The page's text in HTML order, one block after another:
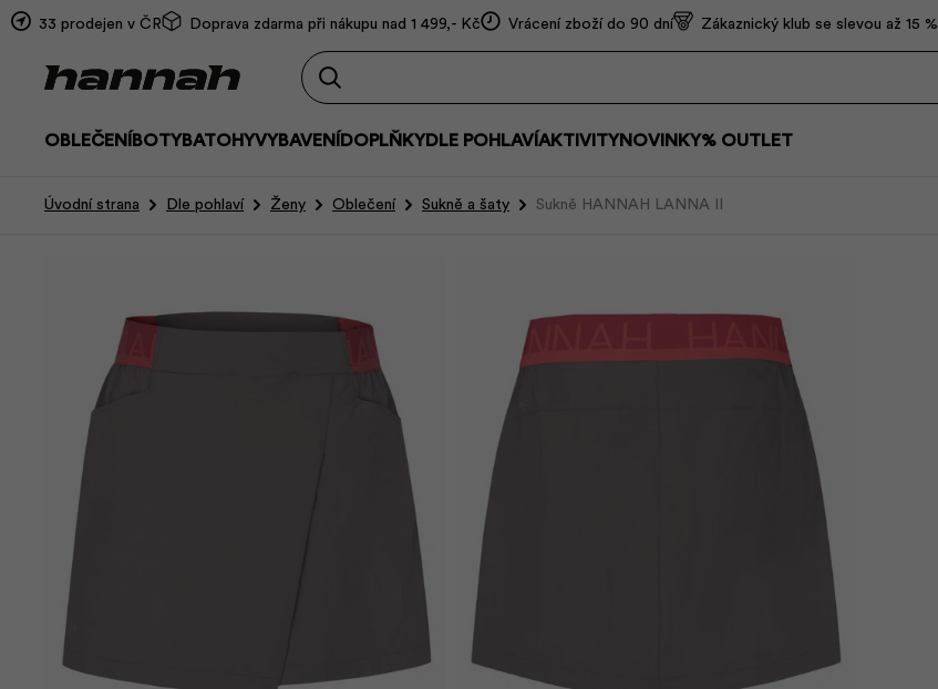
33 prodejen v ČR Doprava zdarma při nákupu nad 1 499,- Kč Vrácení zboží do 90 dní Zákaznický klub se slevou až 15 %
OBLEČENÍ BOTYBATOHYVYBAVENÍ DOPLŇKYDLE POHLAVÍ AKTIVITYNOVINKY% OUTLET
Úvodní strana Dle pohlaví Ženy Oblečení Sukně a šaty Sukně HANNAH LANNA II